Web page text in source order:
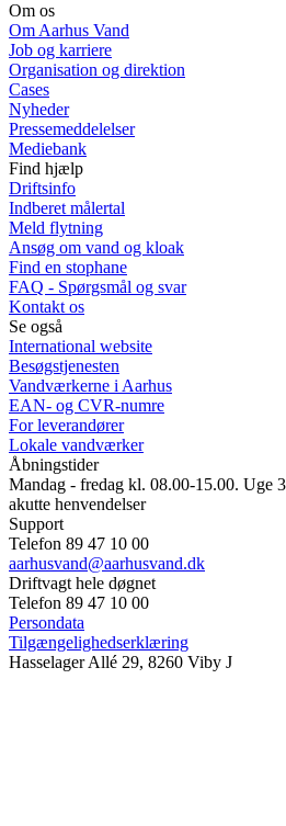
Om os
Om Aarhus Vand
Job og karriere
Organisation og direktion
Cases
Nyheder
Pressemeddelelser
Mediebank
Find hjælp
Driftsinfo
Indberet målertal
Meld flytning
Ansøg om vand og kloak
Find en stophane
FAQ - Spørgsmål og svar
Kontakt os
Se også
International website
Besøgstjenesten
Vandværkerne i Aarhus
EAN- og CVR-numre
For leverandører
Lokale vandværker
Åbningstider
Mandag - fredag kl. 08.00-15.00. Uge
akutte henvendelser
Support
Telefon 89 47 10 00
aarhusvand@aarhusvand.dk
Driftvagt hele døgnet
Telefon 89 47 10 00
Persondata
Tilgængelighedserklæring
Hasselager Allé 29, 8260 Viby J